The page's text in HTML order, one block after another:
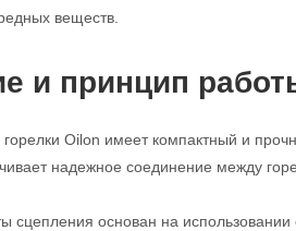
веществ.
и принцип
Oilon имеет компактный и
надежное соединение между
основан на использовании